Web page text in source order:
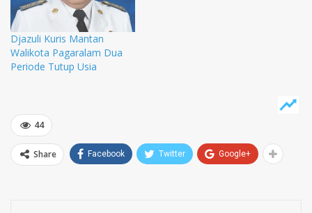
Djazuli Kuris Mantan
Walikota Pagaralam Dua
Periode Tutup Usia
44
Share Facebook Twitter Google+